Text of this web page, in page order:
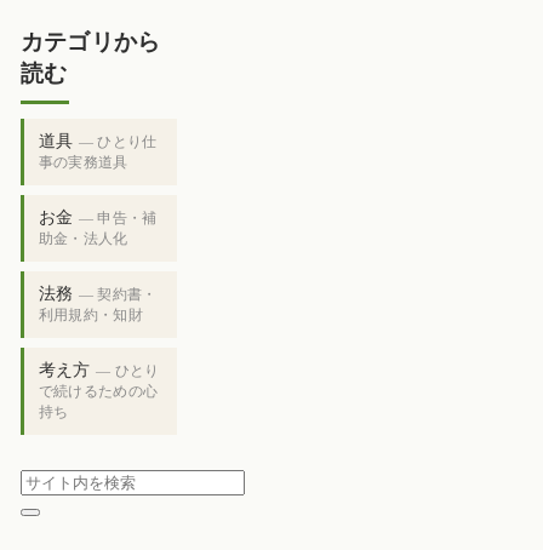
カテゴリから
読む
道具 — ひとり仕
事の実務道具
お金 — 申告・補
助金・法人化
法務 — 契約書・
利用規約・知財
考え方 — ひとり
で続けるための心
持ち